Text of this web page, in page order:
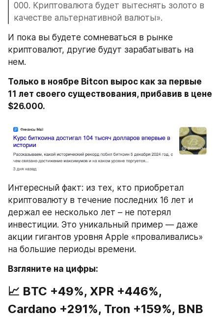
000. Криптовалюта будет вытеснять золото в
качестве альтернативной валюты».
И пока вы будете сомневаться в рынке
криптовалют, другие будут зарабатывать на
нем.
Только в ноябре Bitcon вырос как за первые
11 лет своего существования, прибавив в цене
$26.000.
Интересный факт: из тех, кто приобретал
криптовалюту в течение последних 16 лет и
держал ее несколько лет – не потерял
инвестиции. Это уникальный пример — даже
акции гигантов уровня Apple «проваливались»
на большие периоды времени.
Взгляните на цифры:
📈 BTC +49%, XPR +446%,
Cardano +291%, Tron +159%, BNB